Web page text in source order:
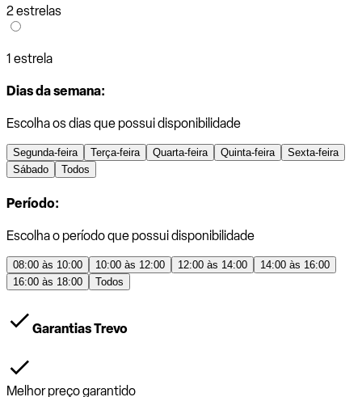
2 estrelas
1 estrela
Dias da semana:
Escolha os dias que possui disponibilidade
Segunda-feira Terça-feira Quarta-feira Quinta-feira
Sexta-feira
Sábado
Todos
Período:
Escolha o período que possui disponibilidade
08:00 às 10:00 10:00 às 12:00 12:00 às 14:00
14:00 às 16:00
16:00 às 18:00
Todos
Garantias Trevo
Melhor preço garantido